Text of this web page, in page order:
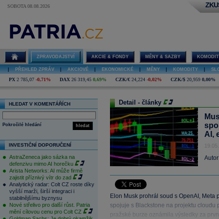
SOBOTA 08.08.2026
ZPRAVODAJSTVÍ AKCIE & FONDY MĚNY & SAZBY
PŘEHLED ZPRÁV AKCIOVÉ EKONOMICKÉ MĚNY KOMODITY
PX 2 785,07 -0,71% DAX 26 319,45 0,69% CZK/€ 24,224 -0,02% CZK/$ 20,959 0,00%
HLEDAT V KOMENTÁŘÍCH
hledat
Pokročilé hledání
INVESTIČNÍ DOPORUČENÍ
AstraZeneca jako sázka na
defenzivu mimo AI horečku
Arista Networks: AI může firmě
zajistit příznivý vítr do zad
Analytický radar: Colt CZ roste díky
vyšší marži, širší integraci i
stabilnějšímu byznysu
Nové střelivo pro další růst. Patria
mění cílovou cenu pro Colt CZ
Detail - články
AI,
Elon Musk prohrál soud s OpenAI,
spojuje s Blackstone na projektu cloudu
pražské burze oznámila výsledky za